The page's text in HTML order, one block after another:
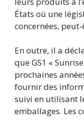
États où une
concernées,
En outre, il a
que GS1 «
prochaines
fournir des
suivi en utilisant
emballages. Les